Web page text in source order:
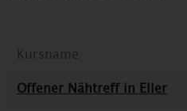
Kursname
Offener Nähtreff in Eller